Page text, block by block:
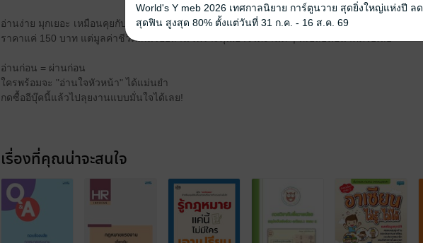
อ่านง่าย มุกเยอะ เหมือนคุยกับรุ่นพี่ในวงเหล้าหลังเลิกงาน
ราคาแค่ 150 บาท แต่มูลค่าชีวิตเกินร้อยล้าน เพราะคุณอาจได้งานดี ๆ ที่เปลี่ยนอนาคตไปเลย
อ่านก่อน = ผ่านก่อน
ใครพร้อมจะ "อ่านใจหัวหน้า" ได้แม่นยำ
กดซื้ออีบุ๊คนี้แล้วไปลุยงานแบบมั่นใจได้เลย!
เรื่องที่คุณน่าจะสนใจ
World's Y meb 2026 เทศกาลนิยาย การ์ตูนวาย สุดยิ่งใหญ่แห่งปี ลด
สุดฟิน สูงสุด 80% ตั้งแต่วันที่ 31 ก.ค. - 16 ส.ค. 69